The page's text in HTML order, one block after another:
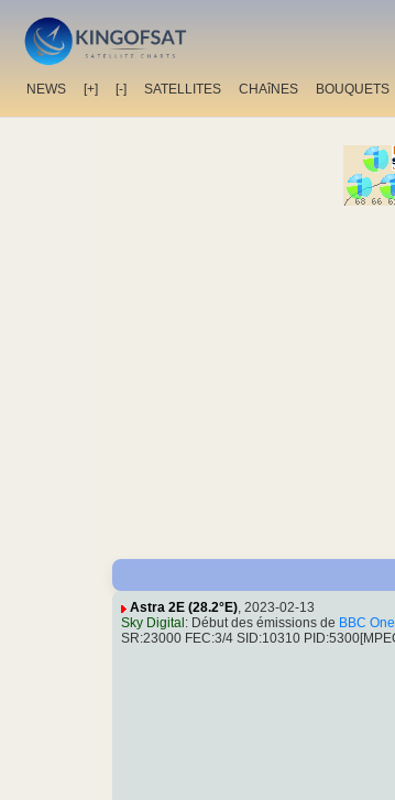
NEWS [+] [-] SATELLITES CHAîNES BOUQUETS
Astra 2E (28.2°E), 2023-02-13
Sky Digital : Début des émissions de BBC
SR:23000 FEC:3/4 SID:10310